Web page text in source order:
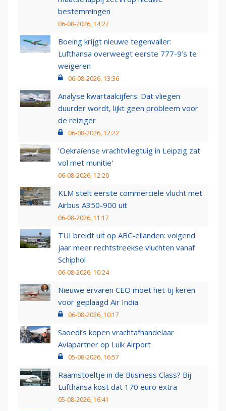
bestemmingen
06-08-2026, 14:27
Boeing krijgt nieuwe tegenvaller:
Lufthansa overweegt eerste 777-9’s te
weigeren
06-08-2026, 13:36
Analyse kwartaalcijfers: Dat vliegen
duurder wordt, lijkt geen probleem voor
de reiziger
06-08-2026, 12:22
'Oekraïense vrachtvliegtuig in Leipzig zat
vol met munitie'
06-08-2026, 12:20
KLM stelt eerste commerciële vlucht met
Airbus A350-900 uit
06-08-2026, 11:17
TUI breidt uit op ABC-eilanden: volgend
jaar meer rechtstreekse vluchten vanaf
Schiphol
06-08-2026, 10:24
Nieuwe ervaren CEO moet het tij keren
voor geplaagd Air India
06-08-2026, 10:17
Saoedi’s kopen vrachtafhandelaar
Aviapartner op Luik Airport
05-08-2026, 16:57
Raamstoeltje in de Business Class? Bij
Lufthansa kost dat 170 euro extra
05-08-2026, 16:41